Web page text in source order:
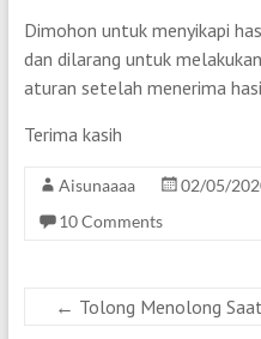
Dimohon untuk menyikapi
dan dilarang untuk
aturan setelah menerima
Terima kasih
Aisunaaaa 02/05/
10 Comments
← Tolong Menolong